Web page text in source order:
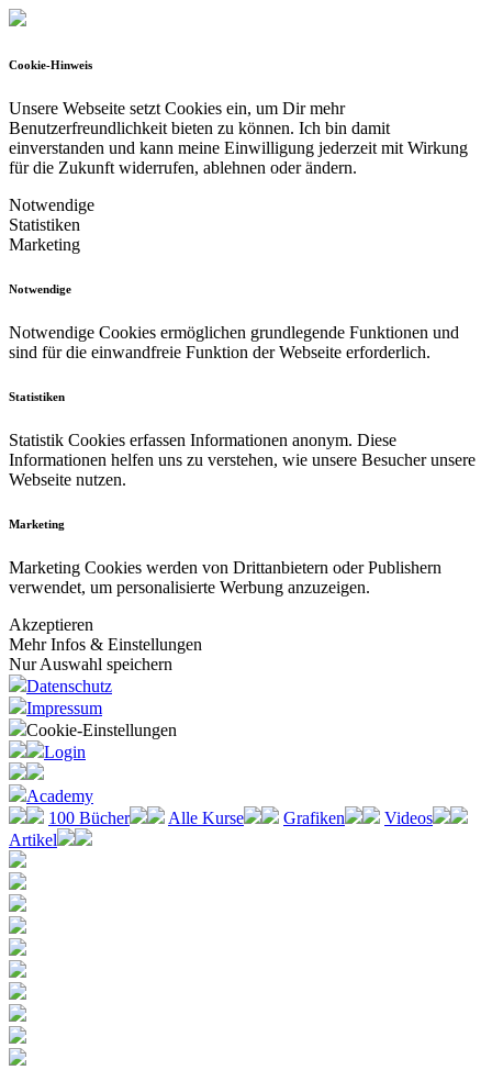
Cookie-Hinweis
Unsere Webseite setzt Cookies ein, um Dir mehr
Benutzerfreundlichkeit bieten zu können. Ich bin damit
einverstanden und kann meine Einwilligung jederzeit mit Wirkung
für die Zukunft widerrufen, ablehnen oder ändern.
Notwendige
Statistiken
Marketing
Notwendige
Notwendige Cookies ermöglichen grundlegende Funktionen und
sind für die einwandfreie Funktion der Webseite erforderlich.
Statistiken
Statistik Cookies erfassen Informationen anonym. Diese
Informationen helfen uns zu verstehen, wie unsere Besucher unsere
Webseite nutzen.
Marketing
Marketing Cookies werden von Drittanbietern oder Publishern
verwendet, um personalisierte Werbung anzuzeigen.
Akzeptieren
Mehr Infos & Einstellungen
Nur Auswahl speichern
Datenschutz
Impressum
Cookie-Einstellungen
Login
Academy
100 Bücher
Alle Kurse Grafiken
Videos
Artikel